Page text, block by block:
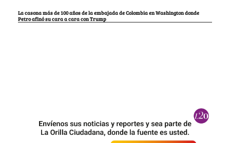
La casona más de 100 años de la embajada de Colombia en Washington donde
Petro afinó su cara a cara con Trump